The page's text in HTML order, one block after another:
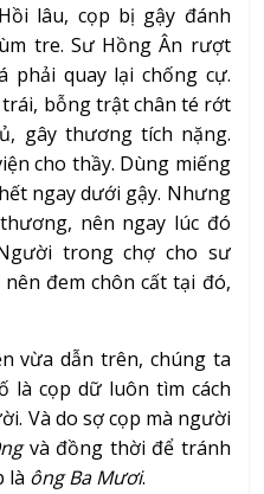
lâu, cọp bị gậy đánh
tre. Sư Hồng Ân rượt
phải quay lại chống cự.
bỗng trật chân té rớt
gây thương tích nặng.
cho thầy. Dùng miếng
ngay dưới gậy. Nhưng
nên ngay lúc đó
trong chợ cho sư
đem chôn cất tại đó,
vừa dẫn trên, chúng ta
là cọp dữ luôn tìm cách
Và do sợ cọp mà người
và đồng thời để tránh
là ông Ba Mươi.